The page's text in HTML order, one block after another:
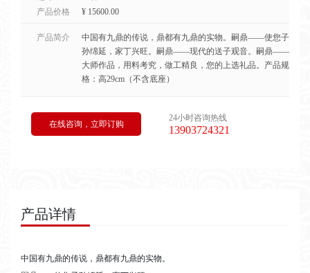
产品价格
¥ 15600.00
产品简介
中国有九鼎的传说，鼎都有九鼎的实物。嗣鼎——使您子
孙绵延，家丁兴旺。嗣鼎——现代的送子观音。嗣鼎——
大师作品，用料考究，做工精良，您的上选礼品。产品规
格：高29cm（不含底座）
在线咨询，立即订购
24小时咨询热线
13903724321
产品详情
中国有九鼎的传说，鼎都有九鼎的实物。